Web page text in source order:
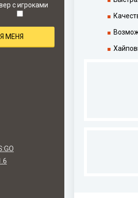
с игроками
МЕНЯ